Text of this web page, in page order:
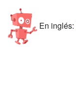
En inglés: